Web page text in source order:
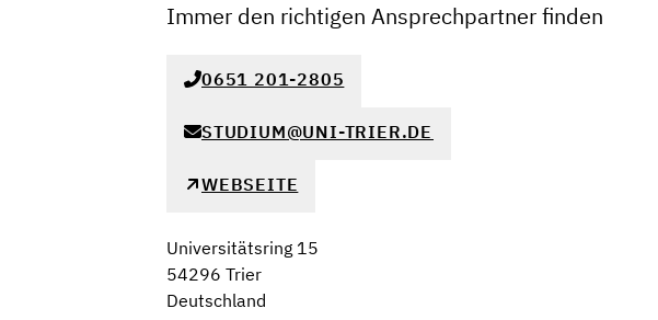
Immer den richtigen Ansprechpartner finden
0651 201-2805
STUDIUM@UNI-TRIER.DE
WEBSEITE
Universitätsring 15
54296 Trier
Deutschland